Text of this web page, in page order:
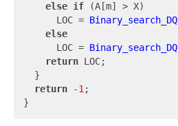
else if (A[m] > X)
      LOC =
Binary_search_DQ
else
      LOC =
Binary_search_DQ
return LOC;
  }
return
-1;
}